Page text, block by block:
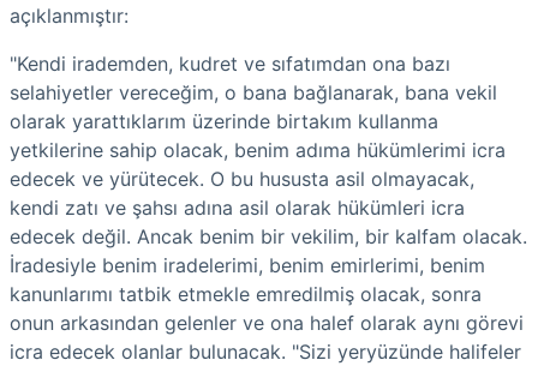
açıklanmıştır:
"Kendi irademden, kudret ve sıfatımdan ona bazı
selahiyetler vereceğim, o bana bağlanarak, bana vekil
olarak yarattıklarım üzerinde birtakım kullanma
yetkilerine sahip olacak, benim adıma hükümlerimi icra
edecek ve yürütecek. O bu hususta asil olmayacak,
kendi zatı ve şahsı adına asil olarak hükümleri icra
edecek değil. Ancak benim bir vekilim, bir kalfam olacak.
İradesiyle benim iradelerimi, benim emirlerimi, benim
kanunlarımı tatbik etmekle emredilmiş olacak, sonra
onun arkasından gelenler ve ona halef olarak aynı görevi
icra edecek olanlar bulunacak. "Sizi yeryüzünde halifeler